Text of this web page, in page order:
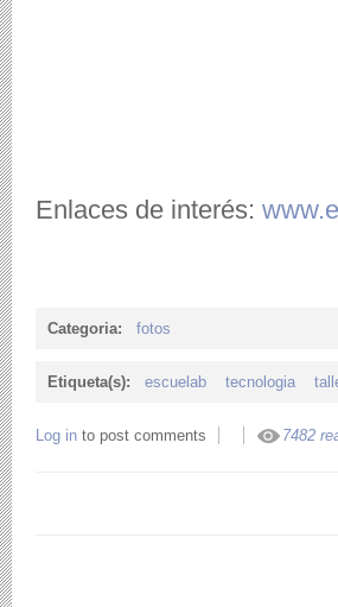
Enlaces de interés:
Categoria: fotos
Etiqueta(s): escuelab tecnologia
Log in to post comments 7482